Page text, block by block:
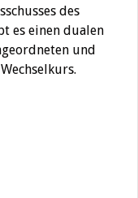
des
es einen dualen
und